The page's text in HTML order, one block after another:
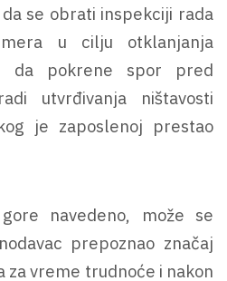
se obrati inspekciji rada
u cilju otklanjanja
da pokrene spor pred
utvrđivanja ništavosti
je zaposlenoj prestao
navedeno, može se
prepoznao značaj
za vreme trudnoće i nakon